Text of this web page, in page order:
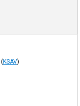
(KSAV)